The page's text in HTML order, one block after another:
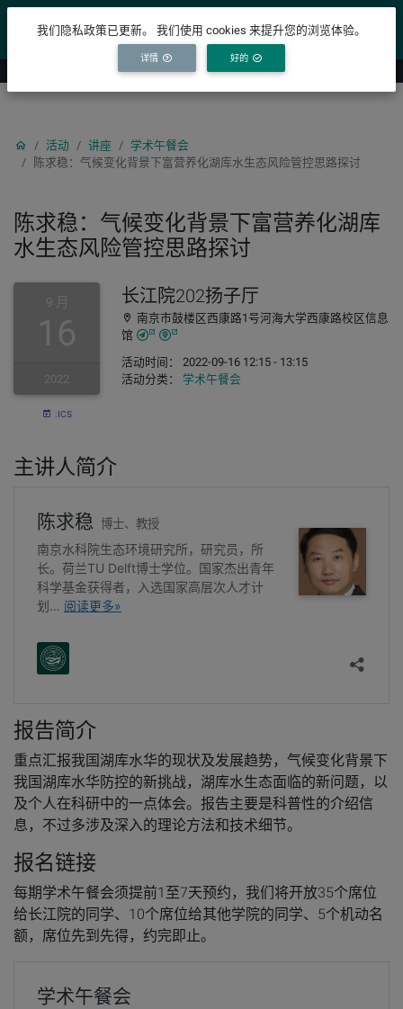
YICODE
活动 讲座
学术午餐会
陈求稳：气候变化背景下富营养化湖库水生态风险管控思路探讨
陈求稳：气候变化背景下富营养化湖库
水生态风险管控思路探讨
9 月
16
2022
.ICS
长江院202扬子厅
南京市鼓楼区西康路1号河海大学西康路校区信息
馆
活动时间： 2022-09-16 12:15 - 13:15
活动分类：学术午餐会
主讲人简介
报告简介
重点汇报我国湖库水华的现状及发展趋势，气候变化背景下
我国湖库水华防控的新挑战，湖库水生态面临的新问题，以
及个人在科研中的一点体会。报告主要是科普性的介绍信
息，不过多涉及深入的理论方法和技术细节。
报名链接
每期学术午餐会须提前1至7天预约，我们将开放35个席位
给长江院的同学、10个席位给其他学院的同学、5个机动名
额，席位先到先得，约完即止。
我们隐私政策已更新。 我们使用 cookies 来提升您的浏览体验。
详情 好的